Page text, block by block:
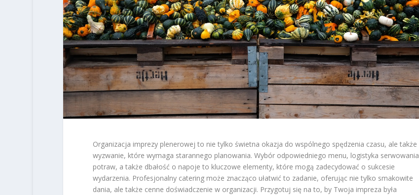
Organizacja imprezy plenerowej to nie tylko świetna okazja do wspólnego spędzenia czasu, ale także
wyzwanie, które wymaga starannego planowania. Wybór odpowiedniego menu, logistyka serwowania
potraw, a także dbałość o napoje to kluczowe elementy, które mogą zadecydować o sukcesie
wydarzenia. Profesjonalny catering może znacząco ułatwić to zadanie, oferując nie tylko smakowite
dania, ale także cenne doświadczenie w organizacji. Przygotuj się na to, by Twoja impreza była